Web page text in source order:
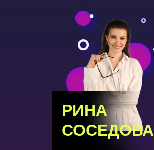
РИНА
СОСЕДОВА